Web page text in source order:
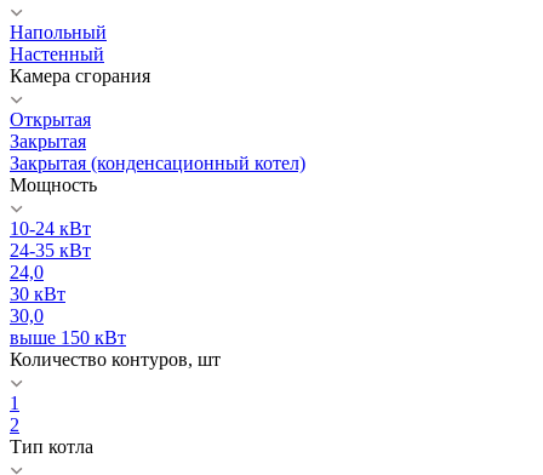
Напольный
Настенный
Камера сгорания
Открытая
Закрытая
Закрытая (конденсационный котел)
Мощность
10-24 кВт
24-35 кВт
24,0
30 кВт
30,0
выше 150 кВт
Количество контуров, шт
1
2
Тип котла